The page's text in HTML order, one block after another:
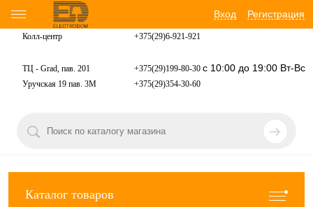
Вход Регистрация
Колл-центр +375(29)6-921-921
ТЦ - Grad, пав. 201 +375(29)199-80-30 с 10:00 до 19:00 Вт-Вс
Уручская 19 пав. 3М +375(29)354-30-60
Каталог товаров